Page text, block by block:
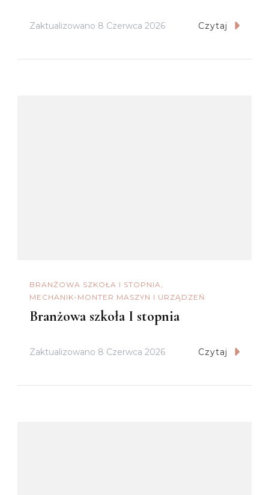
Zaktualizowano 8 Czerwca 2026 Czytaj
BRANŻOWA SZKOŁA I STOPNIA
MECHANIK-MONTER MASZYN I URZĄDZEŃ
Branżowa szkoła I stopnia
Zaktualizowano 8 Czerwca 2026 Czytaj